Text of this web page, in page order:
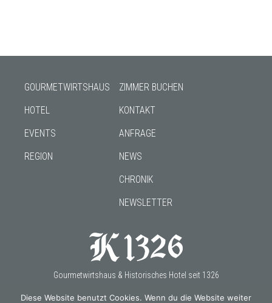
GOURMETWIRTSHAUS
HOTEL
EVENTS
REGION
ZIMMER BUCHEN
KONTAKT
ANFRAGE
NEWS
CHRONIK
NEWSLETTER
Gourmetwirtshaus & Historisches Hotel seit 1326
Diese Website benutzt Cookies. Wenn du die Website weiter